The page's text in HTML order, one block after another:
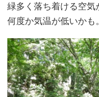
緑多く落ち着ける空気
何度か気温が低いかも。